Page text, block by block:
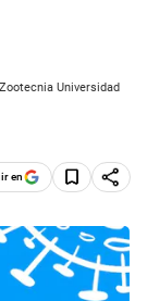
Universidad
en